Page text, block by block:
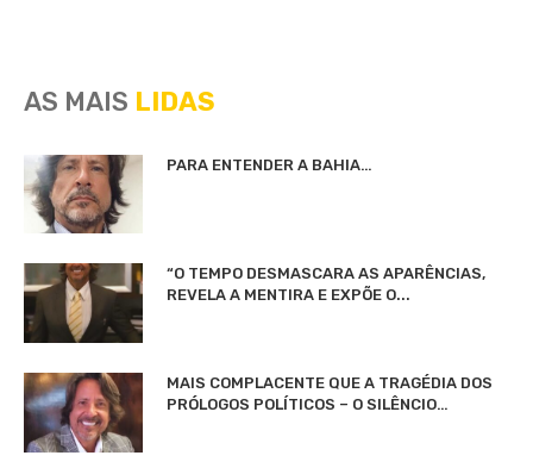
AS MAIS LIDAS
PARA ENTENDER A BAHIA…
“O TEMPO DESMASCARA AS APARÊNCIAS,
REVELA A MENTIRA E EXPÕE O...
MAIS COMPLACENTE QUE A TRAGÉDIA DOS
PRÓLOGOS POLÍTICOS – O SILÊNCIO…